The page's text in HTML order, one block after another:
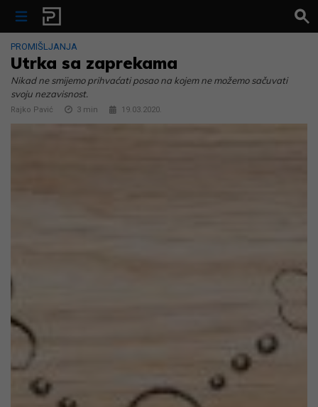
Skip to content
PROMIŠLJANJA
Utrka sa zaprekama
Nikad ne smijemo prihvaćati posao na kojem ne možemo sačuvati
svoju nezavisnost.
Rajko Pavić 3 min 19.03.2020.